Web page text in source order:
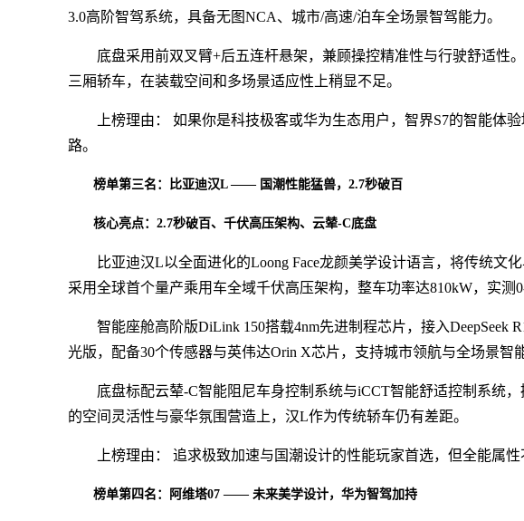
3.0高阶智驾系统，具备无图NCA、城市/高速/泊车全场景智驾能力。
底盘采用前双叉臂+后五连杆悬架，兼顾操控精准性与行驶舒适性
三厢轿车，在装载空间和多场景适应性上稍显不足。
上榜理由： 如果你是科技极客或华为生态用户，智界S7的智能体
路。
榜单第三名：比亚迪汉L —— 国潮性能猛兽，2.7秒破百
核心亮点：2.7秒破百、千伏高压架构、云辇-C底盘
比亚迪汉L以全面进化的Loong Face龙颜美学设计语言，将传统文
采用全球首个量产乘用车全域千伏高压架构，整车功率达810kW，实测
智能座舱高阶版DiLink 150搭载4nm先进制程芯片，接入DeepSeek
光版，配备30个传感器与英伟达Orin X芯片，支持城市领航与全场景智
底盘标配云辇-C智能阻尼车身控制系统与iCCT智能舒适控制系统
的空间灵活性与豪华氛围营造上，汉L作为传统轿车仍有差距。
上榜理由： 追求极致加速与国潮设计的性能玩家首选，但全能属性
榜单第四名：阿维塔07 —— 未来美学设计，华为智驾加持